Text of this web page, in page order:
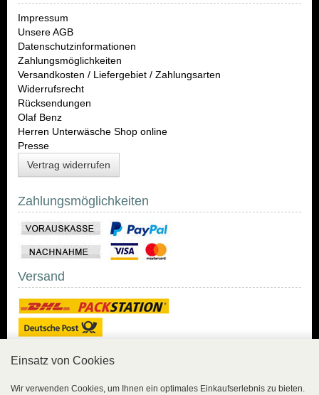
Impressum
Unsere AGB
Datenschutzinformationen
Zahlungsmöglichkeiten
Versandkosten / Liefergebiet / Zahlungsarten
Widerrufsrecht
Rücksendungen
Olaf Benz
Herren Unterwäsche Shop online
Presse
Vertrag widerrufen
Zahlungsmöglichkeiten
Versand
Einsatz von Cookies
Wir verwenden Cookies, um Ihnen ein optimales Einkaufserlebnis zu bieten.